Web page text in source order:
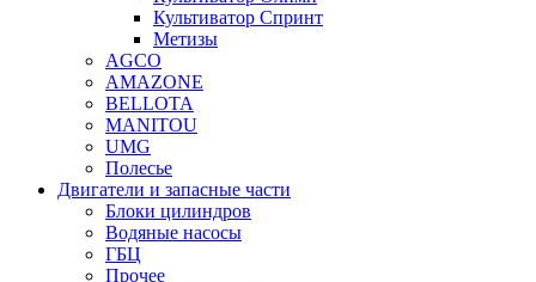
Культиватор Спринт
Метизы
AGCO
AMAZONE
BELLOTA
MANITOU
UMG
Полесье
Двигатели и запасные части
Блоки цилиндров
Водяные насосы
ГБЦ
Прочее